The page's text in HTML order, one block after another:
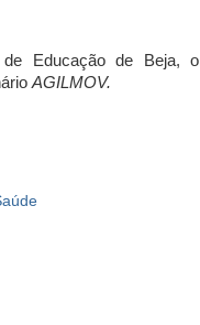
Educação de Beja, o
AGILMOV.